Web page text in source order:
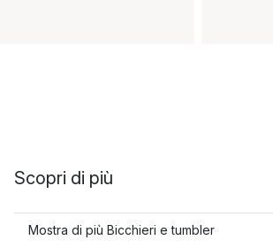
Scopri di più
Mostra di più Bicchieri e tumbler